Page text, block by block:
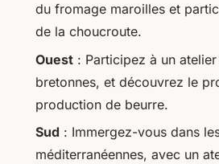
du fromage maroilles et
de la choucroute.
Ouest : Participez à un
bretonnes, et découvrez le
production de beurre.
Sud : Immergez-vous dans
méditerranéennes, avec un